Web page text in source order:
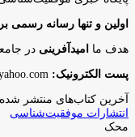
اولین و تنها رسانه
هدف ما امیدآفرینی در
پست الکترونیک:
آخرین کتاب‌های منتشر شده
انتشارات موفقیت‌شناسی
محک